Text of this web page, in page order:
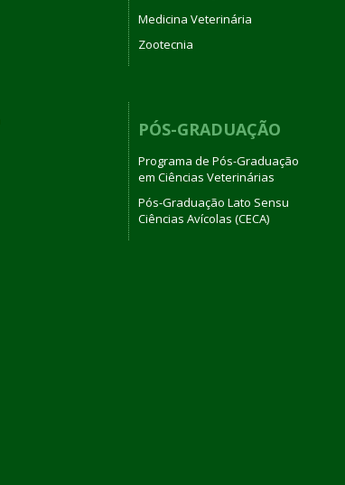
Medicina Veterinária
Zootecnia
PÓS-GRADUAÇÃO
Programa de Pós-Graduação
em Ciências Veterinárias
Pós-Graduação Lato Sensu
Ciências Avícolas (CECA)